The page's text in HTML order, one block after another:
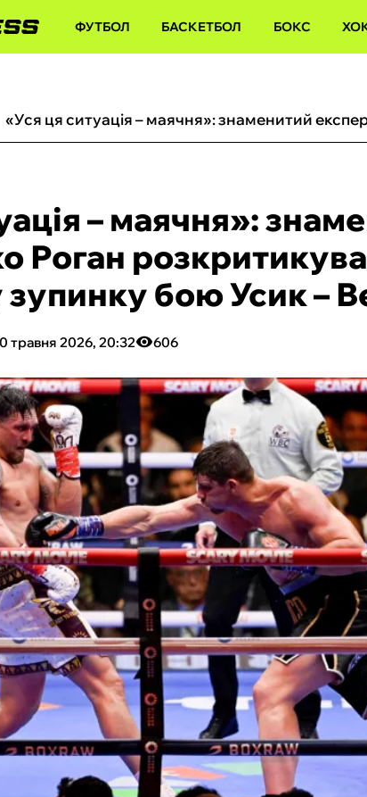
ФУТБОЛ БАСКЕТБОЛ БОКС
– маячня»:
Роган
бою Усик –
травня 2026, 20:32 606